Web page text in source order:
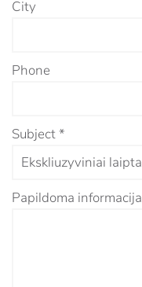
City
Phone
Subject*
Papildoma informacija